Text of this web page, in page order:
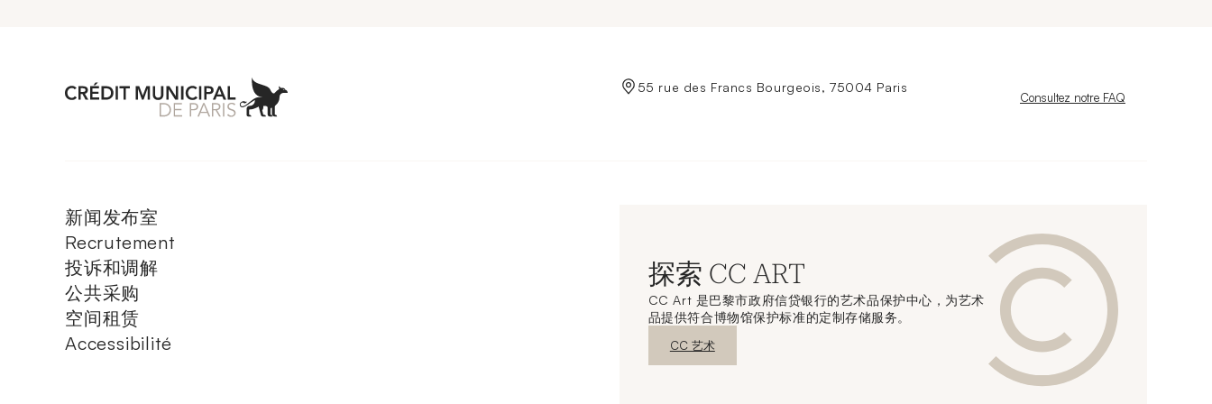
Aller à l'accueil de Crédit Municipal de Paris 55 rue des Francs Bourgeois, 75004 Paris
Nouvelle fenêtre
Consultez notre FAQ
新闻发布室
Recrutement
投诉和调解
公共采购
空间租赁
Accessibilité
探索 CC ART
CC Art 是巴黎市政府信贷银行的艺术品保护中心，为艺术
品提供符合博物馆保护标准的定制存储服务。
新窗口发现
CC 艺术